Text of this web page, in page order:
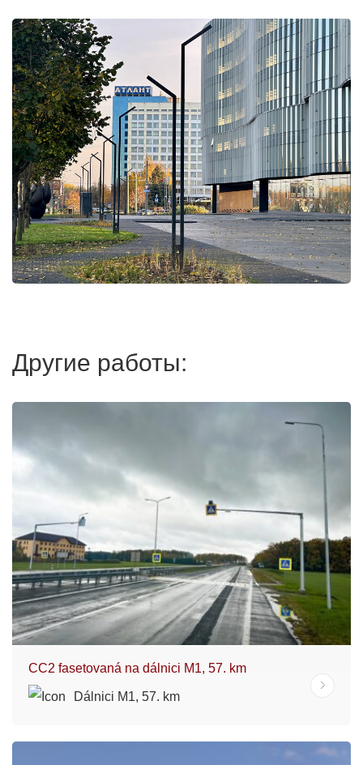
Другие работы:
CC2 fasetovaná na dálnici M1, 57. km
Dálnici M1, 57. km